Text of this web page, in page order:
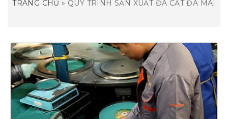
TRANG CHỦ » QUY TRÌNH SẢN XUẤT ĐÁ CẮT ĐÁ MÀI